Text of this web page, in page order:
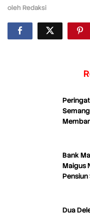
oleh Redaksi
Bank
Maigus
Pensiun
Dua